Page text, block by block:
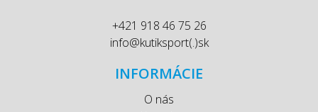
+421 918 46 75 26
info@kutiksport(.)sk
INFORMÁCIE
O nás